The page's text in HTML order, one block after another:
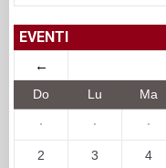
EVENTI
←
Do Lu Ma
· · ·
2 3 4